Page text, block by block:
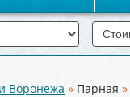
Воронежа » Парная »